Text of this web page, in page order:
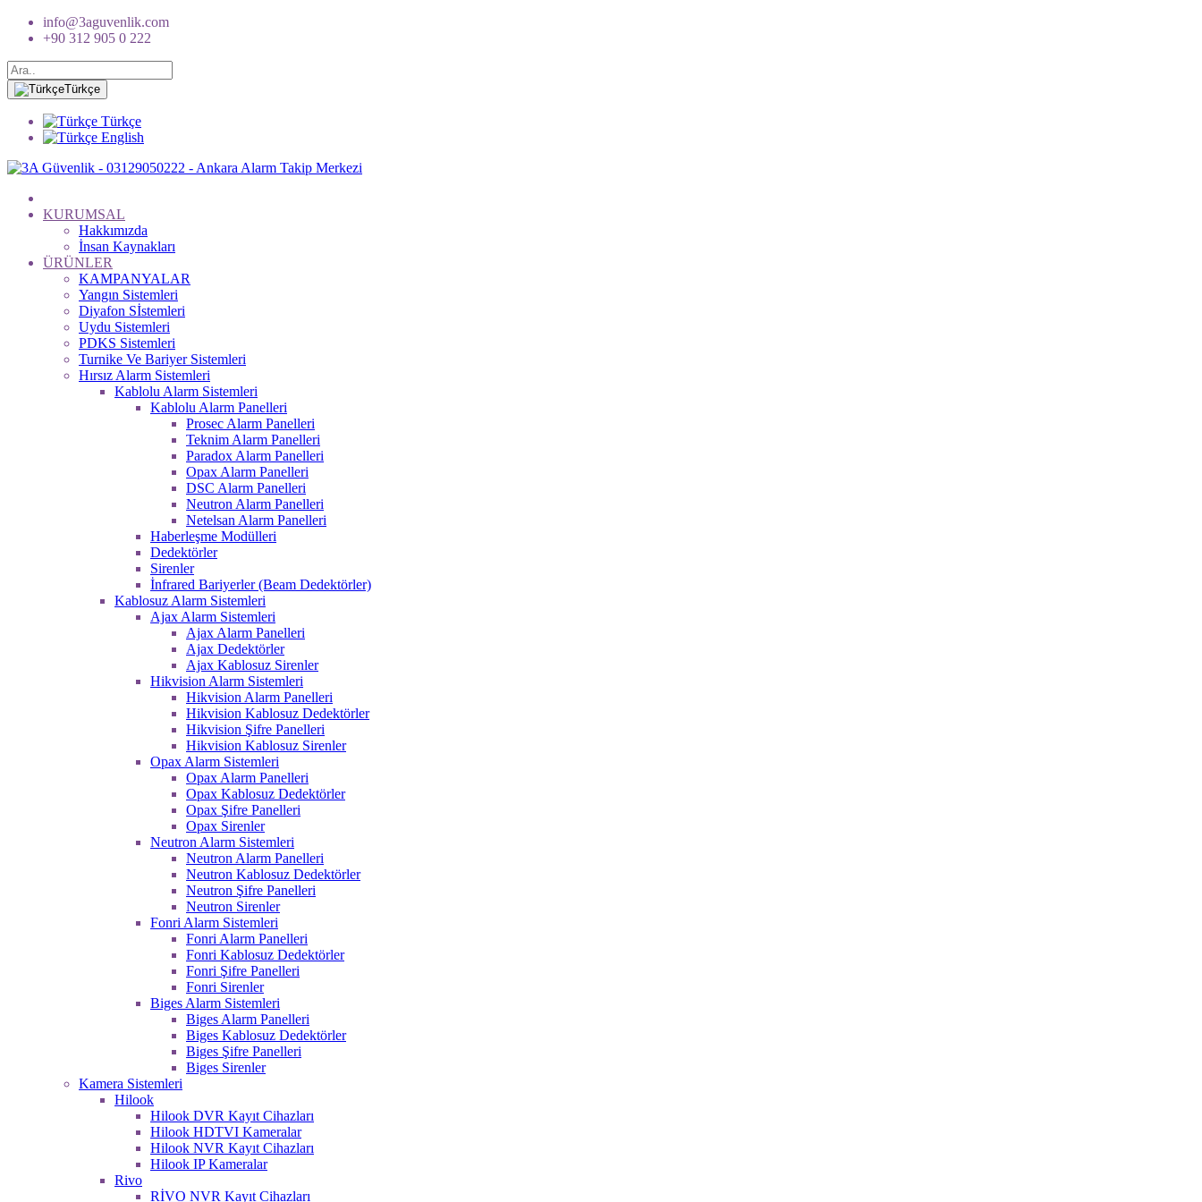
info@3aguvenlik.com
+90 312 905 0 222
Türkçe
Türkçe
English
KURUMSAL
Hakkımızda
İnsan Kaynakları
ÜRÜNLER
KAMPANYALAR
Yangın Sistemleri
Diyafon Sİstemleri
Uydu Sistemleri
PDKS Sistemleri
Turnike Ve Bariyer Sistemleri
Hırsız Alarm Sistemleri
Kablolu Alarm Sistemleri
Kablolu Alarm Panelleri
Prosec Alarm Panelleri
Teknim Alarm Panelleri
Paradox Alarm Panelleri
Opax Alarm Panelleri
DSC Alarm Panelleri
Neutron Alarm Panelleri
Netelsan Alarm Panelleri
Haberleşme Modülleri
Dedektörler
Sirenler
İnfrared Bariyerler (Beam Dedektörler)
Kablosuz Alarm Sistemleri
Ajax Alarm Sistemleri
Ajax Alarm Panelleri
Ajax Dedektörler
Ajax Kablosuz Sirenler
Hikvision Alarm Sistemleri
Hikvision Alarm Panelleri
Hikvision Kablosuz Dedektörler
Hikvision Şifre Panelleri
Hikvision Kablosuz Sirenler
Opax Alarm Sistemleri
Opax Alarm Panelleri
Opax Kablosuz Dedektörler
Opax Şifre Panelleri
Opax Sirenler
Neutron Alarm Sistemleri
Neutron Alarm Panelleri
Neutron Kablosuz Dedektörler
Neutron Şifre Panelleri
Neutron Sirenler
Fonri Alarm Sistemleri
Fonri Alarm Panelleri
Fonri Kablosuz Dedektörler
Fonri Şifre Panelleri
Fonri Sirenler
Biges Alarm Sistemleri
Biges Alarm Panelleri
Biges Kablosuz Dedektörler
Biges Şifre Panelleri
Biges Sirenler
Kamera Sistemleri
Hilook
Hilook DVR Kayıt Cihazları
Hilook HDTVI Kameralar
Hilook NVR Kayıt Cihazları
Hilook IP Kameralar
Rivo
RİVO NVR Kayıt Cihazları